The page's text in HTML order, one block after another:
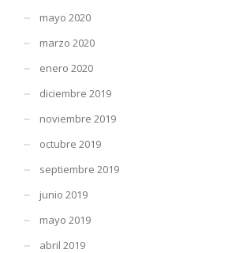
mayo 2020
marzo 2020
enero 2020
diciembre 2019
noviembre 2019
octubre 2019
septiembre 2019
junio 2019
mayo 2019
abril 2019